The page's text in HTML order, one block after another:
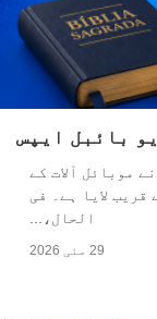
بائبل ایپس
موبائل آلات کے
قریب لایا ہے۔ فی
الحال،...
29 مئی 2026